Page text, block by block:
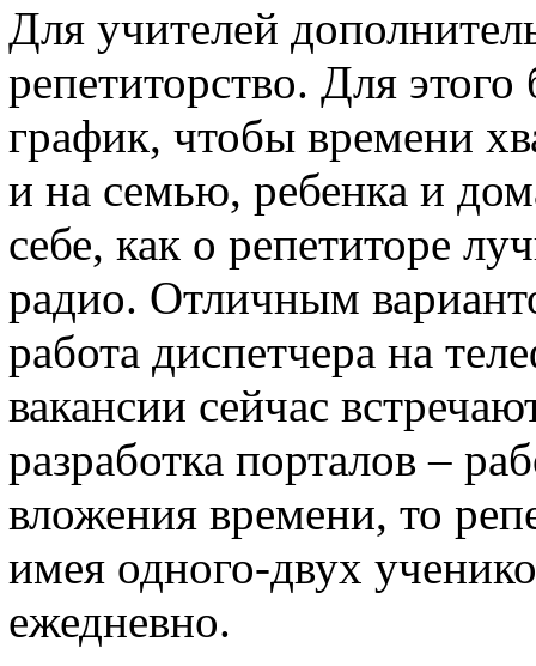
Для учителей
репетиторство. Для
график, чтобы времени
и на семью, ребенка и
себе, как о репетиторе
радио. Отличным
работа диспетчера на
вакансии сейчас
разработка порталов –
вложения времени, то
имея одного-двух
ежедневно.